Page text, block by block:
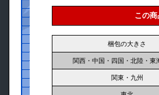
この
梱包の大きさ
関西・中国・四国・北陸・東
関東・九州